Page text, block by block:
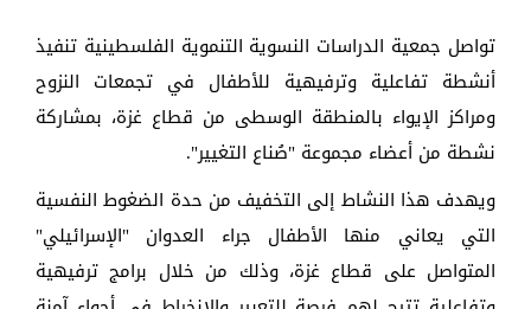
تواصل جمعية الدراسات النسوية التنموية الفلسطينية تنفيذ
أنشطة تفاعلية وترفيهية للأطفال في تجمعات النزوح
ومراكز الإيواء بالمنطقة الوسطى من قطاع غزة، بمشاركة
نشطة من أعضاء مجموعة "صُناع التغيير".
ويهدف هذا النشاط إلى التخفيف من حدة الضغوط النفسية
التي يعاني منها الأطفال جراء العدوان "الإسرائيلي"
المتواصل على قطاع غزة، وذلك من خلال برامج ترفيهية